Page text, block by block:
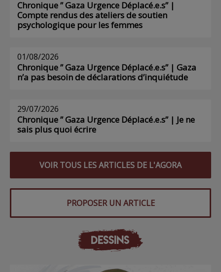
Chronique ” Gaza Urgence Déplacé.e.s” |
Compte rendus des ateliers de soutien
psychologique pour les femmes
01/08/2026
Chronique ” Gaza Urgence Déplacé.e.s” | Gaza
n’a pas besoin de déclarations d’inquiétude
29/07/2026
Chronique ” Gaza Urgence Déplacé.e.s” | Je ne
sais plus quoi écrire
VOIR TOUS LES ARTICLES DE L'AGORA
PROPOSER UN ARTICLE
DESSINS